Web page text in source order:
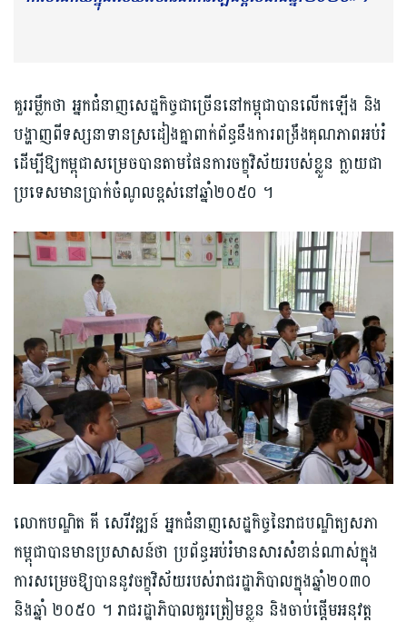
គួររម្លឹកថា អ្នកជំនាញសេដ្ឋកិច្ចជាច្រើន​នៅកម្ពុជា​បានលើកឡើង​ និង​
បង្ហាញពីទស្សនាទានស្រដៀង​គ្នា​ពាក់ព័ន្ធនឹ​ងការ​ពង្រឹង​គុណភាពអប់រំ
ដើម្បីឱ្យកម្ពុជា​សម្រេច​បានតាមផែនការ​ចក្ខុវិស័យរបស់ខ្លួន ក្លាយជា
ប្រទេស​មានប្រាក់ចំណូល​ខ្ពស់នៅឆ្នាំ២០៥០ ។
លោក​បណ្ឌិត​ គី សេរីវឌ្ឍន៍​ អ្នកជំនាញសេដ្ឋកិច្ច​នៃ​រាជបណ្ឌិត្យសភា
កម្ពុជា​បានមានប្រសាសន៍ថា​ ប្រព័ន្ធអប់រំ​មានសារសំខាន់​ណាស់​ក្នុង
ការ​សម្រេច​ឱ្យ​បាននូវ​ចក្ខុវិស័យ​របស់រាជរដ្ឋាភិបាលក្នុងឆ្នាំ២០៣០
និងឆ្នាំ ២០៥០ ។ រាជរដ្ឋាភិបាលគួរត្រៀម​ខ្លួន និងចាប់ផ្ដើម​អនុវត្ត​